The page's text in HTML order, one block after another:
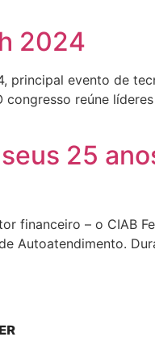
2024
principal evento de
reúne
25
financeiro – o CIAB
Autoatendimento.